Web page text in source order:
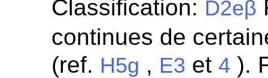
Classification: D2eβ
continues de
(ref. H5g , E3 et4 ).